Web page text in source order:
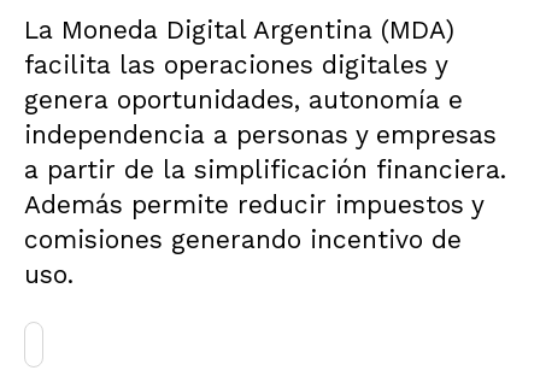
La Moneda Digital Argentina (MDA)
facilita las operaciones digitales y
genera oportunidades, autonomía e
independencia a personas y empresas
a partir de la simplificación financiera.
Además permite reducir impuestos y
comisiones generando incentivo de
uso.